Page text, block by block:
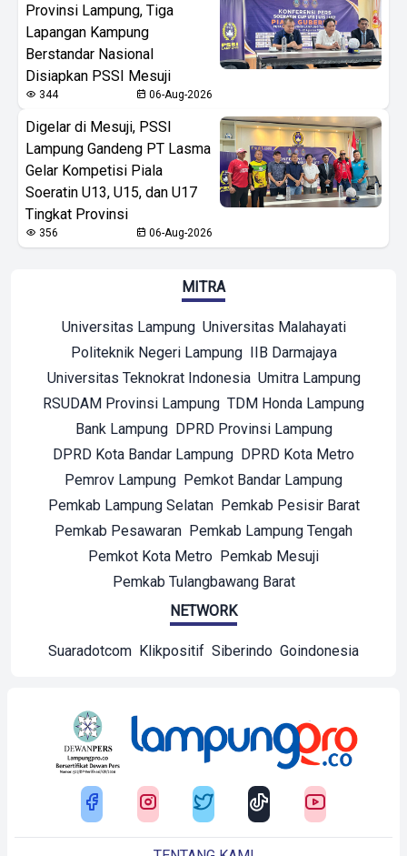
Provinsi Lampung, Tiga
Lapangan Kampung
Berstandar Nasional
Disiapkan PSSI Mesuji
344 06-Aug-2026
Digelar di Mesuji, PSSI
Lampung Gandeng PT Lasma
Gelar Kompetisi Piala
Soeratin U13, U15, dan U17
Tingkat Provinsi
356 06-Aug-2026
MITRA
Universitas Lampung Universitas Malahayati
Politeknik Negeri Lampung IIB Darmajaya
Universitas Teknokrat Indonesia Umitra Lampung
RSUDAM Provinsi Lampung TDM Honda Lampung
Bank Lampung DPRD Provinsi Lampung
DPRD Kota Bandar Lampung DPRD Kota Metro
Pemrov Lampung Pemkot Bandar Lampung
Pemkab Lampung Selatan Pemkab Pesisir Barat
Pemkab Pesawaran Pemkab Lampung Tengah
Pemkot Kota Metro Pemkab Mesuji
Pemkab Tulangbawang Barat
NETWORK
Suaradotcom Klikpositif Siberindo Goindonesia